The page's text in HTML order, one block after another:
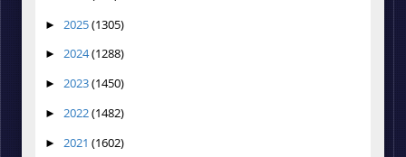
► 2025(1305)
► 2024(1288)
► 2023(1450)
► 2022(1482)
► 2021 (1602)